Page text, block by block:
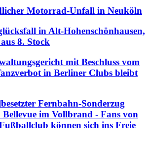
Motorrad-Unfall in Neuköln
in Alt-Hohenschönhausen,
8. Stock
mit Beschluss vom
in Berliner Clubs bleibt
Fernbahn-Sonderzug
Bellevue im Vollbrand - Fans von
können sich ins Freie